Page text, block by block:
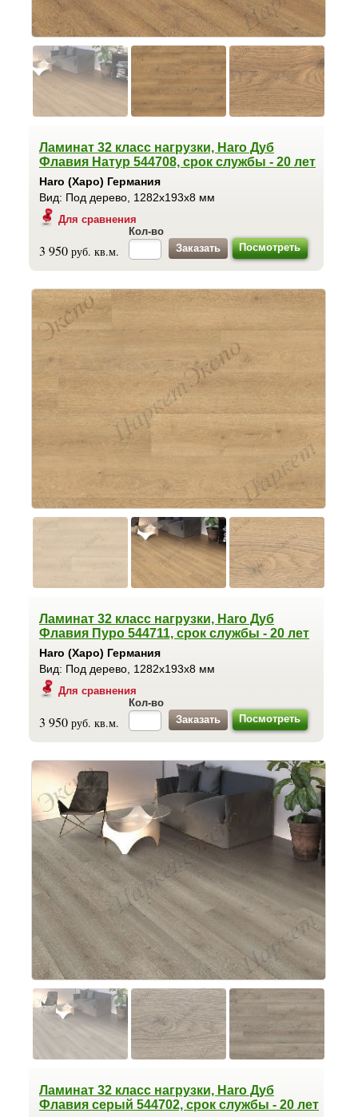
Ламинат 32 класс нагрузки, Haro Дуб
Флавия Натур 544708, срок службы - 20 лет
Haro (Харо) Германия
Вид: Под дерево, 1282x193x8 мм
Для сравнения
3 950 руб. кв.м.
Кол-во
Посмотреть
Ламинат 32 класс нагрузки, Haro Дуб
Флавия Пуро 544711, срок службы - 20 лет
Haro (Харо) Германия
Вид: Под дерево, 1282x193x8 мм
Для сравнения
3 950 руб. кв.м.
Кол-во
Посмотреть
Ламинат 32 класс нагрузки, Haro Дуб
Флавия серый 544702, срок службы - 20 лет